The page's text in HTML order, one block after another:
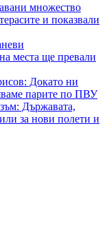
множество
и показвали
места ще превали
Докато ни
парите по ПВУ
Държавата,
за нови полети и